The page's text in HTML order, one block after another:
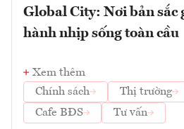
Global City: Nơi bản sắc
hành nhịp sống toàn cầu
Xem thêm
Chính sách
Thị trường
Cafe BĐS
Tư vấn